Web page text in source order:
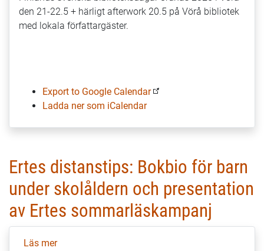
svenska
biblioteksdagar
den 21-22.5 + härligt afterwork 20.5 på Vörå bibliotek
med lokala författargäster.
Export to Google Calendar
Ladda ner som iCalendar
Ertes distanstips: Bokbio för barn
under skolåldern och presentation
av Ertes sommarläskampanj
Läs merom